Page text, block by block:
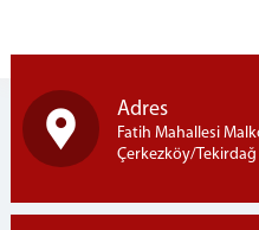
Ek Hizmet Binası
Asliye Hukuk Mahkemeleri
İş Mahkemeleri
Adres
Fatih Mahallesi
Çerkezköy/Tekirdağ